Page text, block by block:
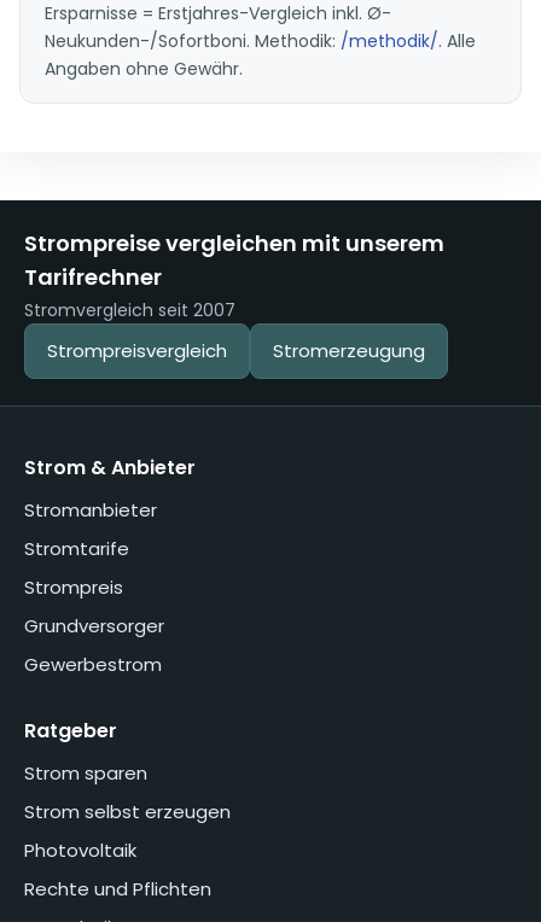
Ersparnisse = Erstjahres-Vergleich inkl. Ø-
Neukunden-/Sofortboni. Methodik: /methodik/. Alle
Angaben ohne Gewähr.
Strompreise vergleichen mit unserem
Tarifrechner
Stromvergleich seit 2007
Strompreisvergleich Stromerzeugung
Strom & Anbieter
Stromanbieter
Stromtarife
Strompreis
Grundversorger
Gewerbestrom
Ratgeber
Strom sparen
Strom selbst erzeugen
Photovoltaik
Rechte und Pflichten